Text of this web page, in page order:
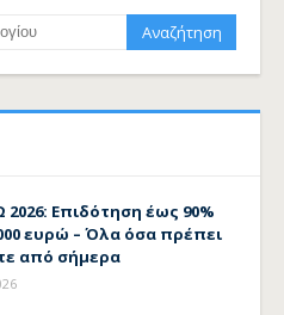
2026: Επιδότηση έως 90%
ευρώ – Όλα όσα πρέπει
από σήμερα